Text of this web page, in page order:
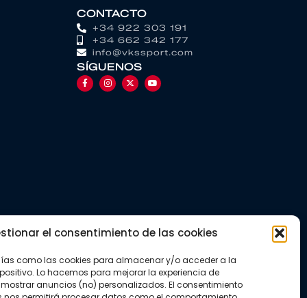
el consentimiento de las cookies
como las cookies para almacenar y/o acceder a la
Lo hacemos para mejorar la experiencia de
anuncios (no) personalizados. El consentimiento
CONTACTO
+34 922 303 191
+34 662 342 177
info@vkssport.com
SÍGUENOS